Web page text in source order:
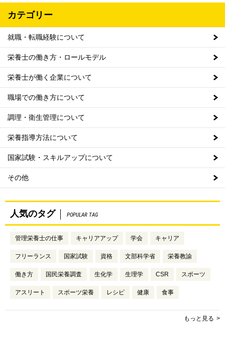
カテゴリー
就職・転職経験について
栄養士の働き方・ロールモデル
栄養士が働く企業について
職場での働き方について
調理・衛生管理について
栄養指導方法について
国家試験・スキルアップについて
その他
人気のタグ POPULAR TAG
管理栄養士の仕事 キャリアアップ 学会 キャリア
フリーランス 国家試験 資格 文部科学省 栄養教諭
働き方 国民栄養調査 生化学 生理学 CSR スポーツ
アスリート スポーツ栄養 レシピ 健康 食事
もっと見る